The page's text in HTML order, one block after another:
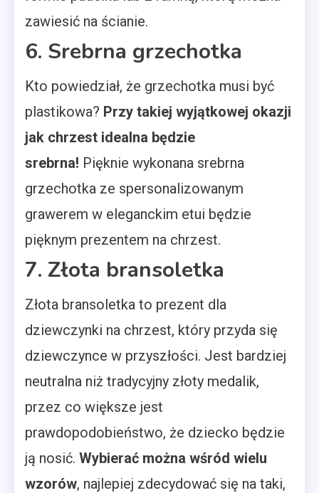
zawiesić na ścianie.
6. Srebrna grzechotka
Kto powiedział, że grzechotka musi być
plastikowa? Przy takiej wyjątkowej okazji
jak chrzest idealna będzie
srebrna! Pięknie wykonana srebrna
grzechotka ze spersonalizowanym
grawerem w eleganckim etui będzie
pięknym prezentem na chrzest.
7. Złota bransoletka
Złota bransoletka to prezent dla
dziewczynki na chrzest, który przyda się
dziewczynce w przyszłości. Jest bardziej
neutralna niż tradycyjny złoty medalik,
przez co większe jest
prawdopodobieństwo, że dziecko będzie
ją nosić. Wybierać można wśród wielu
wzorów, najlepiej zdecydować się na taki,